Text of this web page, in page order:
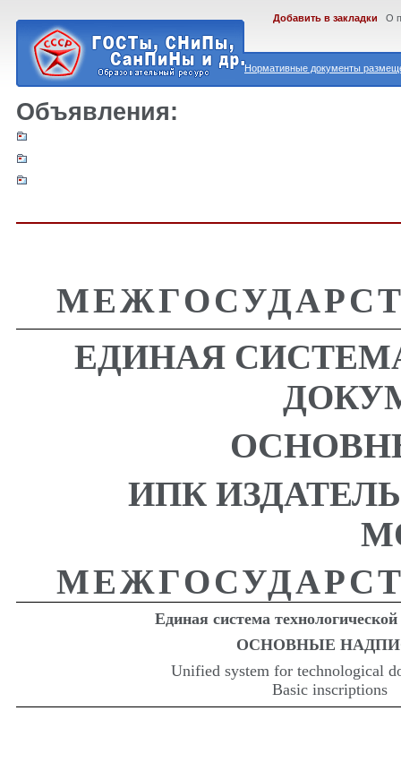
Нормативные документы
Добавить в закладки О
Объявления:
ЕДИНАЯ
ИПК
Единая система
ОСНОВНЫЕ
Unified system for technological
Basic inscriptions